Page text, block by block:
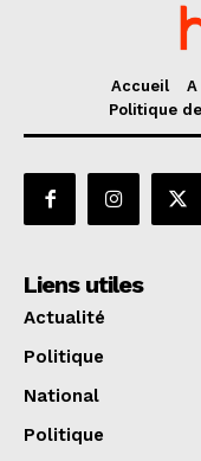
Accueil A
Politique
Liens utiles
Actualité
Politique
National
Politique